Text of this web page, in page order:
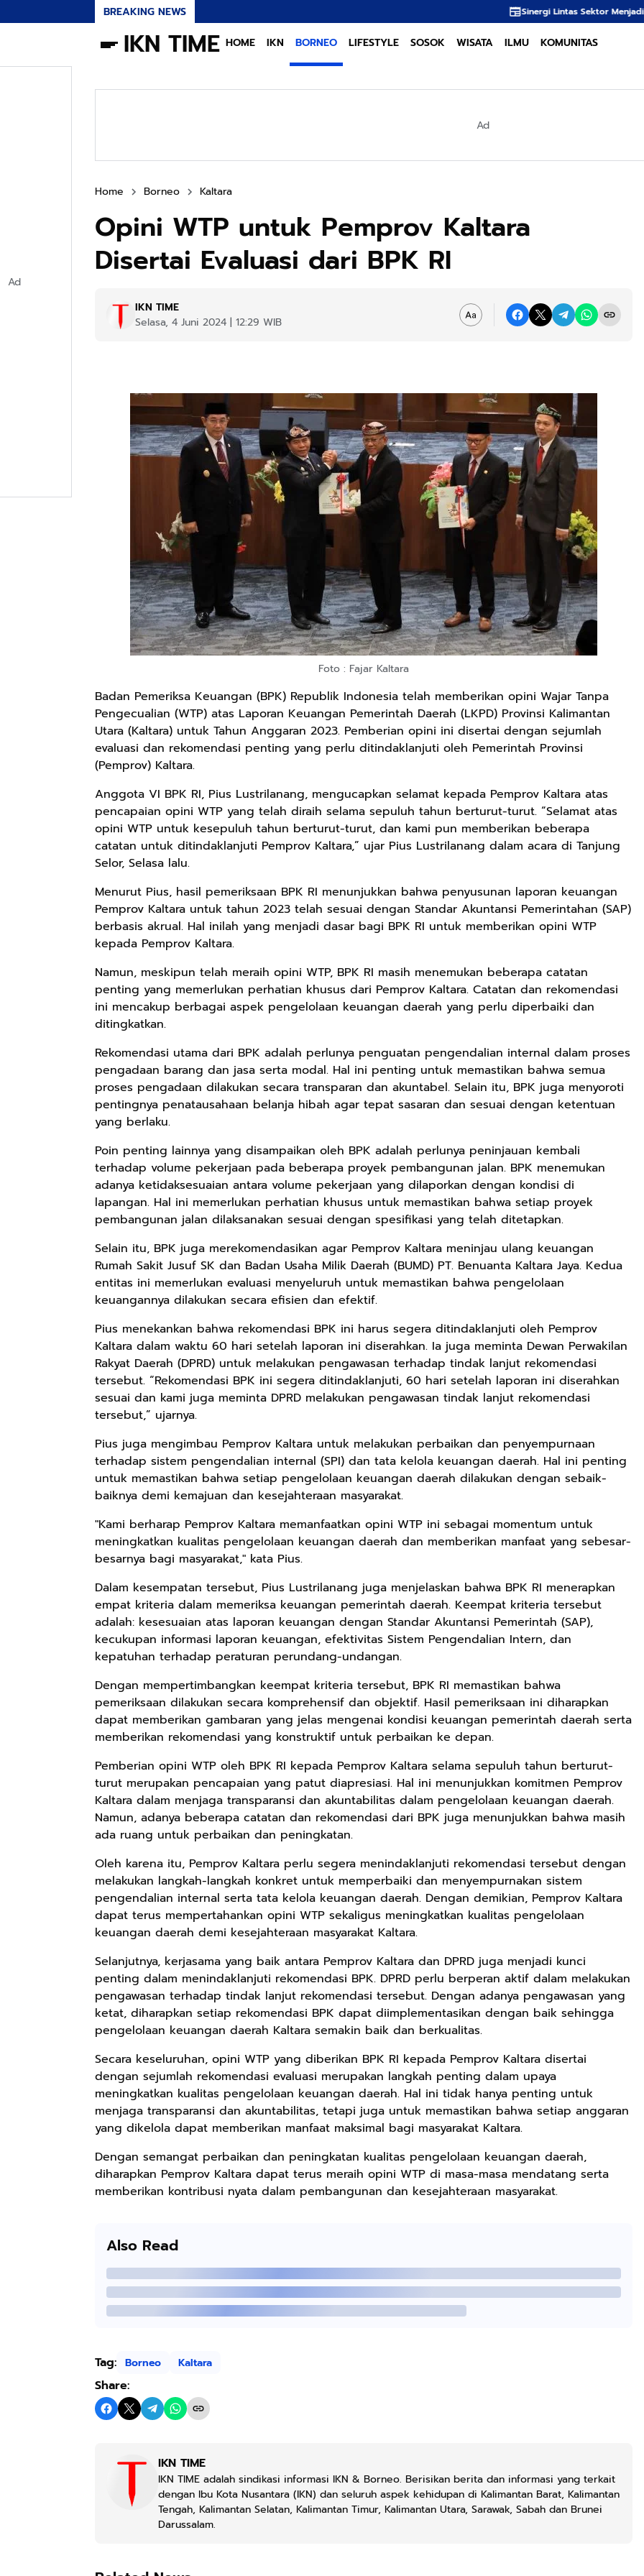
BREAKING NEWS Sinergi Lintas Sektor Menjadi Kunci Utama
IKN TIME HOME IKN BORNEO LIFESTYLE SOSOK WISATA ILMU KOMUNITAS
Ad
Home Borneo Kaltara
Opini WTP untuk Pemprov Kaltara
Disertai Evaluasi dari BPK RI
IKN TIME
Selasa, 4 Juni 2024 | 12:29 WIB
Foto : Fajar Kaltara
Badan Pemeriksa Keuangan (BPK) Republik Indonesia telah memberikan opini Wajar Tanpa
Pengecualian (WTP) atas Laporan Keuangan Pemerintah Daerah (LKPD) Provinsi Kalimantan
Utara (Kaltara) untuk Tahun Anggaran 2023. Pemberian opini ini disertai dengan sejumlah
evaluasi dan rekomendasi penting yang perlu ditindaklanjuti oleh Pemerintah Provinsi
(Pemprov) Kaltara.
Anggota VI BPK RI, Pius Lustrilanang, mengucapkan selamat kepada Pemprov Kaltara atas
pencapaian opini WTP yang telah diraih selama sepuluh tahun berturut-turut. “Selamat atas
opini WTP untuk kesepuluh tahun berturut-turut, dan kami pun memberikan beberapa
catatan untuk ditindaklanjuti Pemprov Kaltara,” ujar Pius Lustrilanang dalam acara di Tanjung
Selor, Selasa lalu.
Menurut Pius, hasil pemeriksaan BPK RI menunjukkan bahwa penyusunan laporan keuangan
Pemprov Kaltara untuk tahun 2023 telah sesuai dengan Standar Akuntansi Pemerintahan (SAP)
berbasis akrual. Hal inilah yang menjadi dasar bagi BPK RI untuk memberikan opini WTP
kepada Pemprov Kaltara.
Namun, meskipun telah meraih opini WTP, BPK RI masih menemukan beberapa catatan
penting yang memerlukan perhatian khusus dari Pemprov Kaltara. Catatan dan rekomendasi
ini mencakup berbagai aspek pengelolaan keuangan daerah yang perlu diperbaiki dan
ditingkatkan.
Rekomendasi utama dari BPK adalah perlunya penguatan pengendalian internal dalam proses
pengadaan barang dan jasa serta modal. Hal ini penting untuk memastikan bahwa semua
proses pengadaan dilakukan secara transparan dan akuntabel. Selain itu, BPK juga menyoroti
pentingnya penatausahaan belanja hibah agar tepat sasaran dan sesuai dengan ketentuan
yang berlaku.
Poin penting lainnya yang disampaikan oleh BPK adalah perlunya peninjauan kembali
terhadap volume pekerjaan pada beberapa proyek pembangunan jalan. BPK menemukan
adanya ketidaksesuaian antara volume pekerjaan yang dilaporkan dengan kondisi di
lapangan. Hal ini memerlukan perhatian khusus untuk memastikan bahwa setiap proyek
pembangunan jalan dilaksanakan sesuai dengan spesifikasi yang telah ditetapkan.
Selain itu, BPK juga merekomendasikan agar Pemprov Kaltara meninjau ulang keuangan
Rumah Sakit Jusuf SK dan Badan Usaha Milik Daerah (BUMD) PT. Benuanta Kaltara Jaya. Kedua
entitas ini memerlukan evaluasi menyeluruh untuk memastikan bahwa pengelolaan
keuangannya dilakukan secara efisien dan efektif.
Pius menekankan bahwa rekomendasi BPK ini harus segera ditindaklanjuti oleh Pemprov
Kaltara dalam waktu 60 hari setelah laporan ini diserahkan. Ia juga meminta Dewan Perwakilan
Rakyat Daerah (DPRD) untuk melakukan pengawasan terhadap tindak lanjut rekomendasi
tersebut. “Rekomendasi BPK ini segera ditindaklanjuti, 60 hari setelah laporan ini diserahkan
sesuai dan kami juga meminta DPRD melakukan pengawasan tindak lanjut rekomendasi
tersebut,” ujarnya.
Pius juga mengimbau Pemprov Kaltara untuk melakukan perbaikan dan penyempurnaan
terhadap sistem pengendalian internal (SPI) dan tata kelola keuangan daerah. Hal ini penting
untuk memastikan bahwa setiap pengelolaan keuangan daerah dilakukan dengan sebaik-
baiknya demi kemajuan dan kesejahteraan masyarakat.
"Kami berharap Pemprov Kaltara memanfaatkan opini WTP ini sebagai momentum untuk
meningkatkan kualitas pengelolaan keuangan daerah dan memberikan manfaat yang sebesar-
besarnya bagi masyarakat," kata Pius.
Dalam kesempatan tersebut, Pius Lustrilanang juga menjelaskan bahwa BPK RI menerapkan
empat kriteria dalam memeriksa keuangan pemerintah daerah. Keempat kriteria tersebut
adalah: kesesuaian atas laporan keuangan dengan Standar Akuntansi Pemerintah (SAP),
kecukupan informasi laporan keuangan, efektivitas Sistem Pengendalian Intern, dan
kepatuhan terhadap peraturan perundang-undangan.
Dengan mempertimbangkan keempat kriteria tersebut, BPK RI memastikan bahwa
pemeriksaan dilakukan secara komprehensif dan objektif. Hasil pemeriksaan ini diharapkan
dapat memberikan gambaran yang jelas mengenai kondisi keuangan pemerintah daerah serta
memberikan rekomendasi yang konstruktif untuk perbaikan ke depan.
Pemberian opini WTP oleh BPK RI kepada Pemprov Kaltara selama sepuluh tahun berturut-
turut merupakan pencapaian yang patut diapresiasi. Hal ini menunjukkan komitmen Pemprov
Kaltara dalam menjaga transparansi dan akuntabilitas dalam pengelolaan keuangan daerah.
Namun, adanya beberapa catatan dan rekomendasi dari BPK juga menunjukkan bahwa masih
ada ruang untuk perbaikan dan peningkatan.
Oleh karena itu, Pemprov Kaltara perlu segera menindaklanjuti rekomendasi tersebut dengan
melakukan langkah-langkah konkret untuk memperbaiki dan menyempurnakan sistem
pengendalian internal serta tata kelola keuangan daerah. Dengan demikian, Pemprov Kaltara
dapat terus mempertahankan opini WTP sekaligus meningkatkan kualitas pengelolaan
keuangan daerah demi kesejahteraan masyarakat Kaltara.
Selanjutnya, kerjasama yang baik antara Pemprov Kaltara dan DPRD juga menjadi kunci
penting dalam menindaklanjuti rekomendasi BPK. DPRD perlu berperan aktif dalam melakukan
pengawasan terhadap tindak lanjut rekomendasi tersebut. Dengan adanya pengawasan yang
ketat, diharapkan setiap rekomendasi BPK dapat diimplementasikan dengan baik sehingga
pengelolaan keuangan daerah Kaltara semakin baik dan berkualitas.
Secara keseluruhan, opini WTP yang diberikan BPK RI kepada Pemprov Kaltara disertai
dengan sejumlah rekomendasi evaluasi merupakan langkah penting dalam upaya
meningkatkan kualitas pengelolaan keuangan daerah. Hal ini tidak hanya penting untuk
menjaga transparansi dan akuntabilitas, tetapi juga untuk memastikan bahwa setiap anggaran
yang dikelola dapat memberikan manfaat maksimal bagi masyarakat Kaltara.
Dengan semangat perbaikan dan peningkatan kualitas pengelolaan keuangan daerah,
diharapkan Pemprov Kaltara dapat terus meraih opini WTP di masa-masa mendatang serta
memberikan kontribusi nyata dalam pembangunan dan kesejahteraan masyarakat.
Also Read
Tag: Borneo Kaltara
Share:
IKN TIME
IKN TIME adalah sindikasi informasi IKN & Borneo. Berisikan berita dan informasi yang terkait
dengan Ibu Kota Nusantara (IKN) dan seluruh aspek kehidupan di Kalimantan Barat, Kalimantan
Tengah, Kalimantan Selatan, Kalimantan Timur, Kalimantan Utara, Sarawak, Sabah dan Brunei
Darussalam.
Rp125.000
Buku Seringai
Kunang-kunang
Kumpulan Puisi
Wisnu
Pamungkas
Anyarmart
Rp128.900
Republik
Kelamin | Hybrid
Poetry Book
Anyarmart
Rp119.999
Durian Cinta |
Kumpulan
Ebook & Buku
Digital
Mindset untuk
Pemula
Buku The
History of
Borneo Asli
Rp74.092
Eboo Novel
KANTU': Budaya
Suku Dayak
Borneo
Google Book
Rp71.706
Ebook Vescovo
Motociclista –
Kisah Nyata
Uskup Giulio
Mencuccini, C.P
di Kalimantan
Barat
Google Book
Rp149.450
Ebook 100 Anak
Tambang
Indonesia box
cover
Google Book
Ebook The
Forest Therapy
ala Dayak:
Healing Wisdom
from the Heart
of Borneor
Google Book
Rp90.576
Ebook Biografi
Teddy Kardin:
The Shadow
Khight |
Google Book
Rp2.999.000
Lukisan Sri
Sultan
Hamengkubowono
Karya Rudi
Winarso
Anyarmart
Rp2.989.000
Lukisan Sri
Sultan
Hamengkubowono
Karya Rudi
Winarso
Shopee
Rp158.000
Kaos Dayak Unik
Bisa Bernyanyi
Motif Gigi
Shopee
Rp158.000
Kaos Sastra
Dayak West
Borneo All Size
Tembawang
Anyarmart
Rp2.999.000
Lukisan Sri
Sultan
Rudi Winarso
Ad